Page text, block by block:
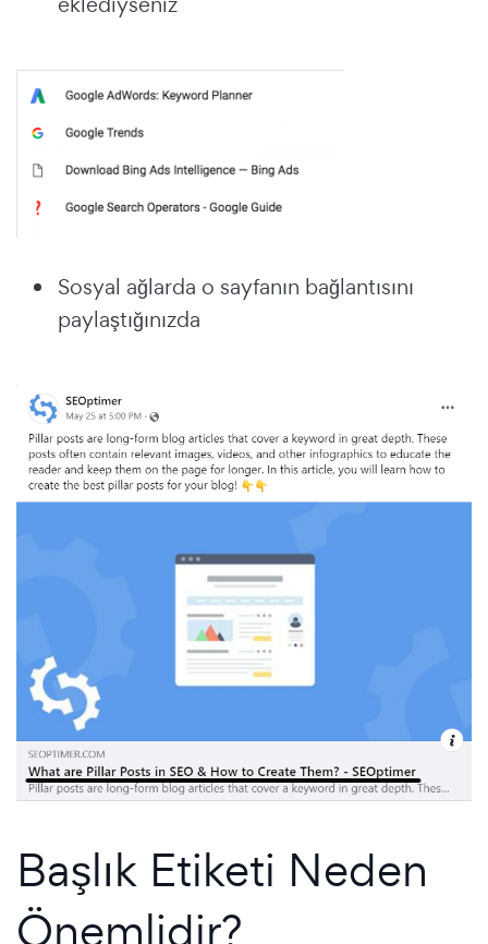
Sosyal ağlarda o sayfanın bağlantısını
paylaştığınızda
Başlık Etiketi Neden
Önemlidir?